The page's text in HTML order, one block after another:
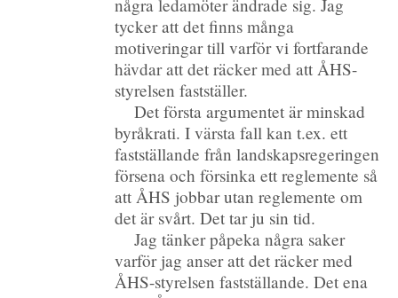
några ledamöter ändrade sig. Jag
tycker att det finns många
motiveringar till varför vi fortfarande
hävdar att det räcker med att ÅHS-
styrelsen fastställer.
Det första argumentet är minskad
byråkrati. I värsta fall kan t.ex. ett
fastställande från landskapsregeringen
försena och försinka ett reglemente så
att ÅHS jobbar utan reglemente om
det är svårt. Det tar ju sin tid.
Jag tänker påpeka några saker
varför jag anser att det räcker med
ÅHS-styrelsen fastställande. Det ena